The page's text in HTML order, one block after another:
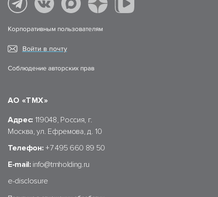
Корпоративным пользователям
Войти в почту
Соблюдение авторских прав
АО «ТМХ»
Адрес: 119048, Россия, г.
Москва, ул. Ефремова, д. 10
Телефон: +7 495 660 89 50
E-mail: info@tmholding.ru
e-disclosure